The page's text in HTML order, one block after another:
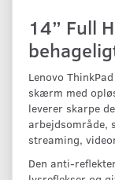
14” Full
Lenovo
skærm med
leverer skarpe
arbejdsområde,
streaming,
Den anti-